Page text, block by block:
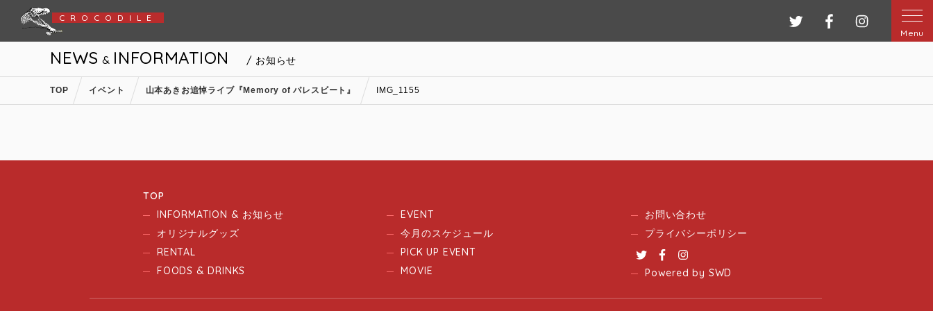
CROCODILE ツイッターフェイスブック
インスタグ
Menu
NEWS & INFORMATION / お知らせ
TOP イベント 山本あきお追悼ライブ『Memory of パレスビート』 IMG_1155
TOP
INFORMATION & お知らせ
オリジナルグッズ
RENTAL
FOODS & DRINKS
EVENT
今月のスケジュール
PICK UP EVENT
MOVIE
お問い合わせ
プライバシーポリシー
TwitterFacebook
Powered by SWD